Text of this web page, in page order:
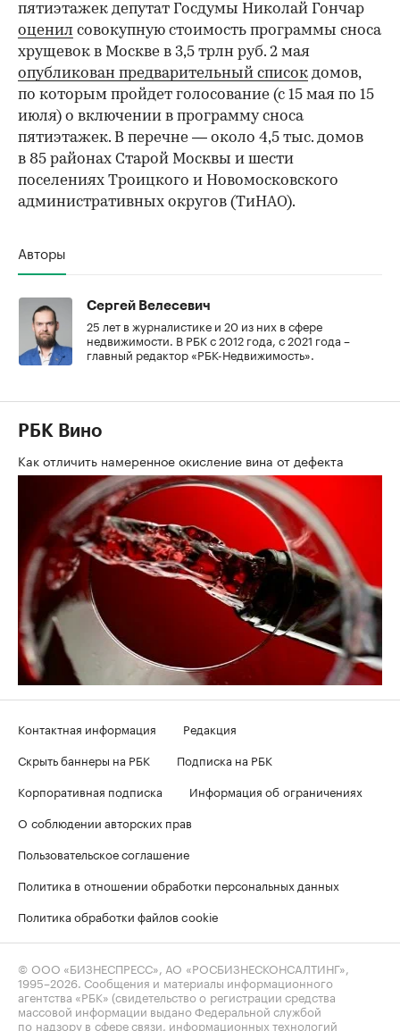
пятиэтажек депутат Госдумы Николай Гончар
оценил совокупную стоимость программы сноса
хрущевок в Москве в 3,5 трлн руб. 2 мая
опубликован предварительный список домов,
по которым пройдет голосование (с 15 мая по 15
июля) о включении в программу сноса
пятиэтажек. В перечне — около 4,5 тыс. домов
в 85 районах Старой Москвы и шести
поселениях Троицкого и Новомосковского
административных округов (ТиНАО).
Авторы
Сергей Велесевич
25 лет в журналистике и 20 из них в сфере
недвижимости. В РБК с 2012 года, с 2021 года –
главный редактор «РБК-Недвижимость».
РБК Вино
Как отличить намеренное окисление вина от дефекта
Контактная информация
Редакция
Скрыть баннеры на РБК
Подписка на РБК
Корпоративная подписка
Информация об ограничениях
О соблюдении авторских прав
Пользовательское соглашение
Политика в отношении обработки персональных данных
Политика обработки файлов cookie
© ООО «БИЗНЕСПРЕСС», АО «РОСБИЗНЕСКОНСАЛТИНГ»,
1995–2026 . Сообщения и материалы информационного
агентства «РБК» (свидетельство о регистрации средства
массовой информации выдано Федеральной службой
по надзору в сфере связи, информационных технологий